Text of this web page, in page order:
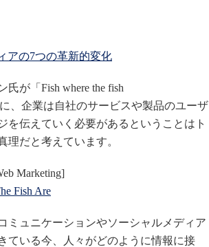
アの7つの革新的変化
が「Fish where the fish
、企業は自社のサービスや製品のユーザ
を伝えていく必要があるということはト
理だと考えています。
Marketing]
Fish Are
ミュニケーションやソーシャルメディア
ている今、人々がどのように情報に接